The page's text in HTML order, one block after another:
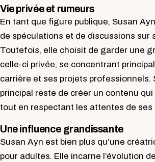
Vie privée et rumeurs
En tant que figure publique, Susan
de spéculations et de discussions sur
Toutefois, elle choisit de garder une
celle-ci privée, se concentrant
carrière et ses projets professionnels.
principal reste de créer un contenu
tout en respectant les attentes de ses
Une influence grandissante
Susan Ayn est bien plus qu’une
pour adultes. Elle incarne l’évolution